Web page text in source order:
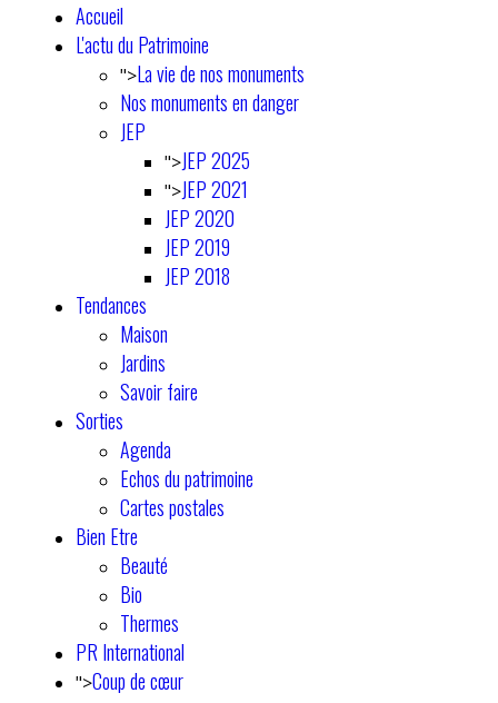
Accueil
L'actu du Patrimoine
">La vie de nos monuments
Nos monuments en danger
JEP
">JEP 2025
">JEP 2021
JEP 2020
JEP 2019
JEP 2018
Tendances
Maison
Jardins
Savoir faire
Sorties
Agenda
Echos du patrimoine
Cartes postales
Bien Etre
Beauté
Bio
Thermes
PR International
">Coup de cœur